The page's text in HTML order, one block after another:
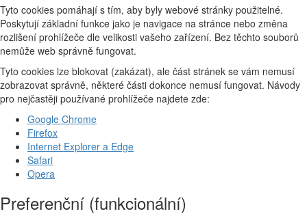
Tyto cookies pomáhají s tím, aby byly webové stránky použitelné.
Poskytují základní funkce jako je navigace na stránce nebo změna
rozlišení prohlížeče dle velikosti vašeho zařízení. Bez těchto souborů
nemůže web správně fungovat.
Tyto cookies lze blokovat (zakázat), ale část stránek se vám nemusí
zobrazovat správně, některé části dokonce nemusí fungovat. Návody
pro nejčastěji používané prohlížeče najdete zde:
Google Chrome
Firefox
Internet Explorer a Edge
Safari
Opera
Preferenční (funkcionální)